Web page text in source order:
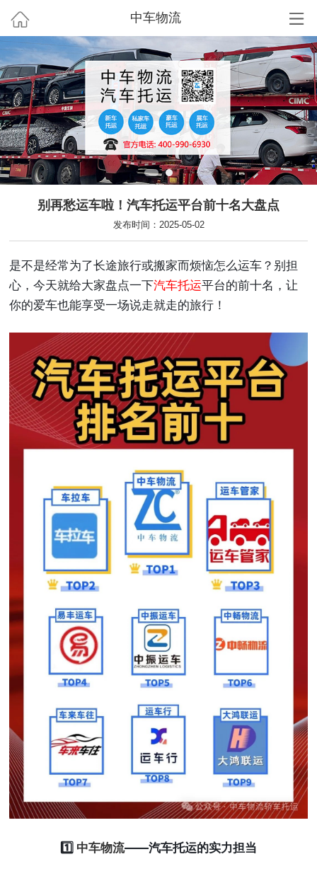
中车物流
别再愁运车啦！汽车托运平台前十名大盘点
发布时间：2025-05-02
是不是经常为了长途旅行或搬家而烦恼怎么运车？别担
心，今天就给大家盘点一下汽车托运平台的前十名，让
你的爱车也能享受一场说走就走的旅行！
1️⃣ 中车物流——汽车托运的实力担当